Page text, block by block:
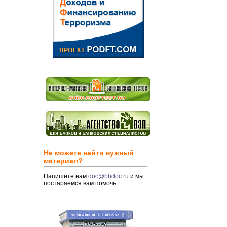
Не можете найти нужный
материал?
Напишите нам doc@bbdoc.ru и мы
постараемся вам помочь.